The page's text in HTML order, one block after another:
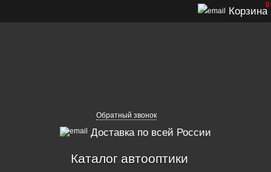
Обратный звонок
Доставка по всей России
Корзина
0
Каталог автооптики